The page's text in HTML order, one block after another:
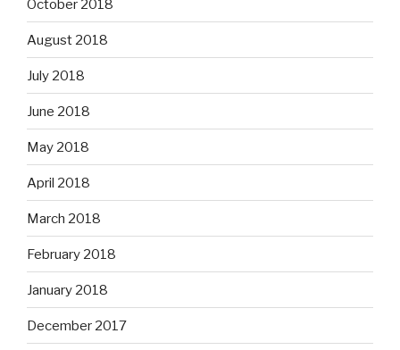
October 2018
August 2018
July 2018
June 2018
May 2018
April 2018
March 2018
February 2018
January 2018
December 2017